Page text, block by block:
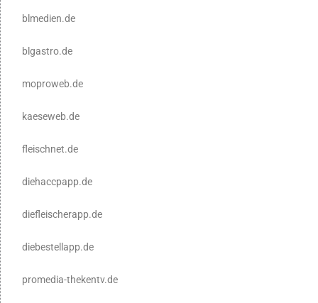
blmedien.de
blgastro.de
moproweb.de
kaeseweb.de
fleischnet.de
diehaccpapp.de
diefleischerapp.de
diebestellapp.de
promedia-thekentv.de